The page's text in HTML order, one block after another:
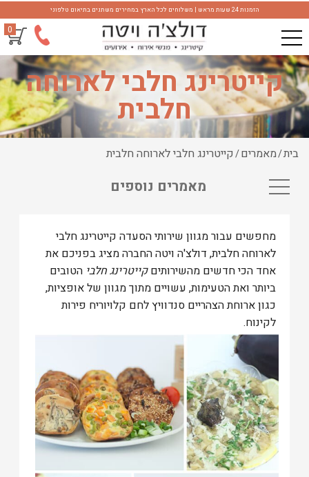
הזמנות 24 שעות מראש | משלוחים לכל הארץ במחירים משתנים בתיאום טלפוני
0
קייטרינג חלבי לארוחה
חלבית
בית/מאמרים/קייטרינג חלבי לארוחה חלבית
מאמרים נוספים
מחפשים עבור מגוון שירותי הסעדה קייטרינג חלבי
לארוחה חלבית, דולצ'ה ויטה החברה מציג בפניכם את
אחד הכי חדשים מהשירותיםקייטרינג חלבי הטובים
ביותר ואת הטעימות, עשויים מתוך מגוון של אופציות,
כגון ארוחת הצהריים סנדוויץ לחם קלויוריח פירות
לקינוח.